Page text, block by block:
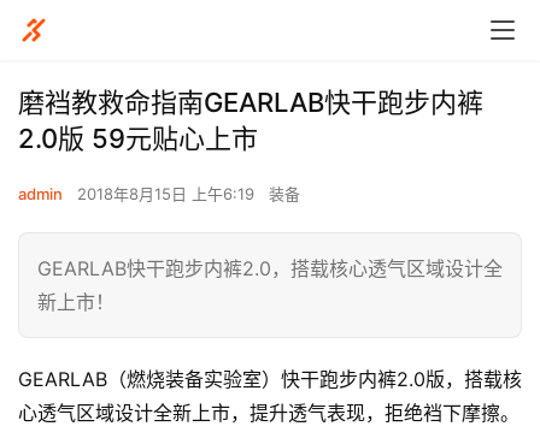
磨裆教救命指南GEARLAB快干跑步内裤
2.0版 59元贴心上市
admin 2018年8月15日 上午6:19 装备
GEARLAB快干跑步内裤2.0，搭载核心透气区域设计全
新上市！
GEARLAB（燃烧装备实验室）快干跑步内裤2.0版，搭载核
心透气区域设计全新上市，提升透气表现，拒绝裆下摩擦。